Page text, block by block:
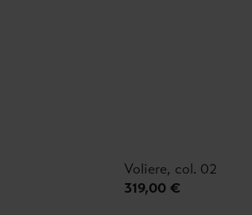
Voliere, col. 02
319,00 €